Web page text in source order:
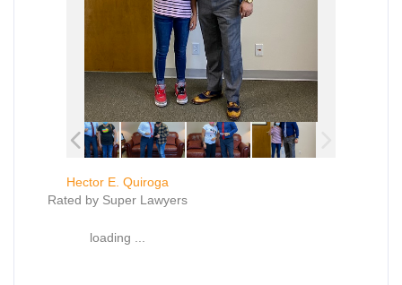
Hector E. Quiroga
Rated by Super Lawyers
loading ...